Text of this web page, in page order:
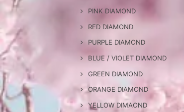
PINK DIAMOND
RED DIAMOND
PURPLE DIAMOND
BLUE / VIOLET DIAMOND
GREEN DIAMOND
ORANGE DIAMOND
YELLOW DIMAOND